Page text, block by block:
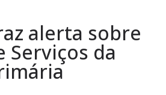
alerta sobre
Serviços da